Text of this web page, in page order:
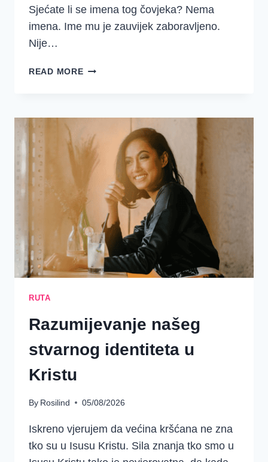
Sjećate li se imena tog čovjeka? Nema
imena. Ime mu je zauvijek zaboravljeno.
Nije…
READ MORE5.
DAN
–
DOSTOJAN
JE
JAGANJAC!
RUTA
Razumijevanje našeg
stvarnog identiteta u
Kristu
By Rosilind 05/08/2026
Iskreno vjerujem da većina kršćana ne zna
tko su u Isusu Kristu. Sila znanja tko smo u